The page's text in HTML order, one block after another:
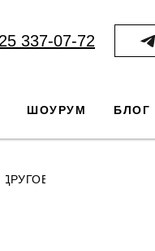
337-07-72
ШОУРУМ БЛОГ
ДРУГОЕ